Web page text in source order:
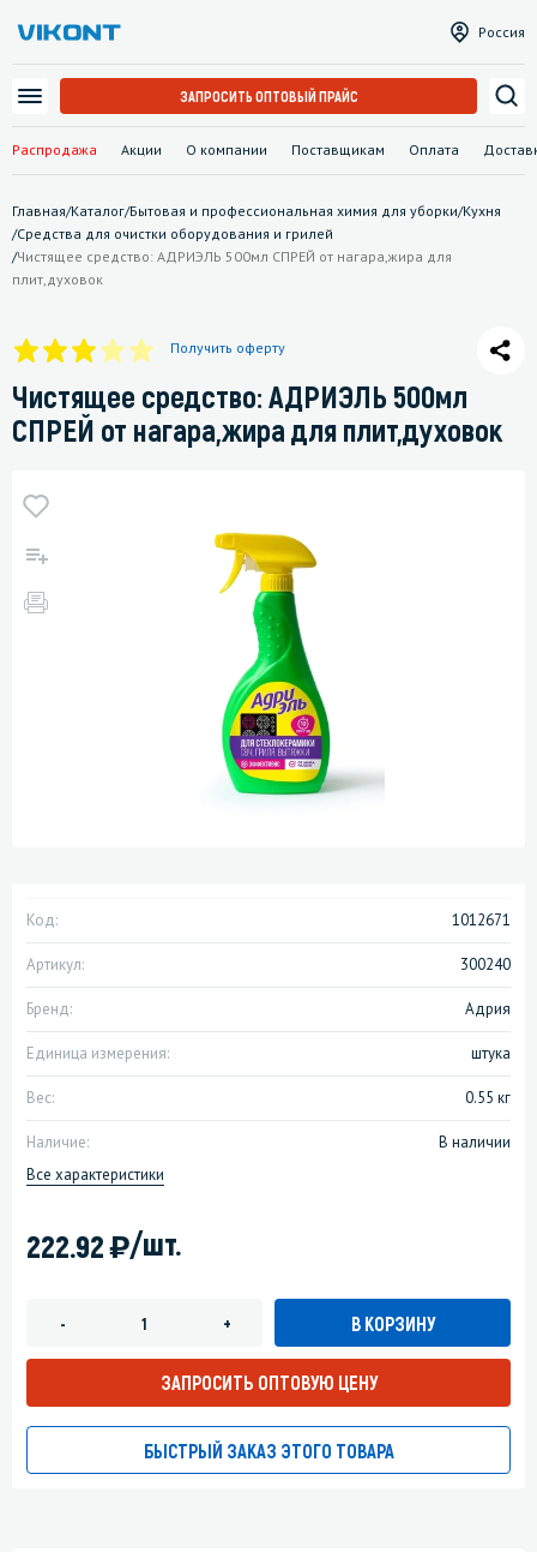
Распродажа Акции О компании Поставщикам Оплата
Россия
ЗАПРОСИТЬ ОПТОВЫЙ ПРАЙС
Главная/Каталог/Бытовая и профессиональная химия для уборки/Кухня
/Средства для очистки оборудования и грилей
/Чистящее средство: АДРИЭЛЬ 500мл СПРЕЙ от нагара,жира для
плит,духовок
Получить оферту
Чистящее средство: АДРИЭЛЬ 500мл
СПРЕЙ от нагара,жира для плит,духовок
Код: 1012671
Артикул: 300240
Бренд: Адрия
Единица измерения: штука
Вес: 0.55 кг
Наличие:
В наличии
Все характеристики
222.92)/шт.
- + В КОРЗИНУ
ЗАПРОСИТЬ ОПТОВУЮ ЦЕНУ
БЫСТРЫЙ ЗАКАЗ ЭТОГО ТОВАРА